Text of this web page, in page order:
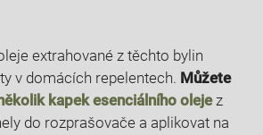
extrahované z těchto bylin
v domácích repelentech. Můžete
kapek esenciálního olejez
do rozprašovače a aplikovat na